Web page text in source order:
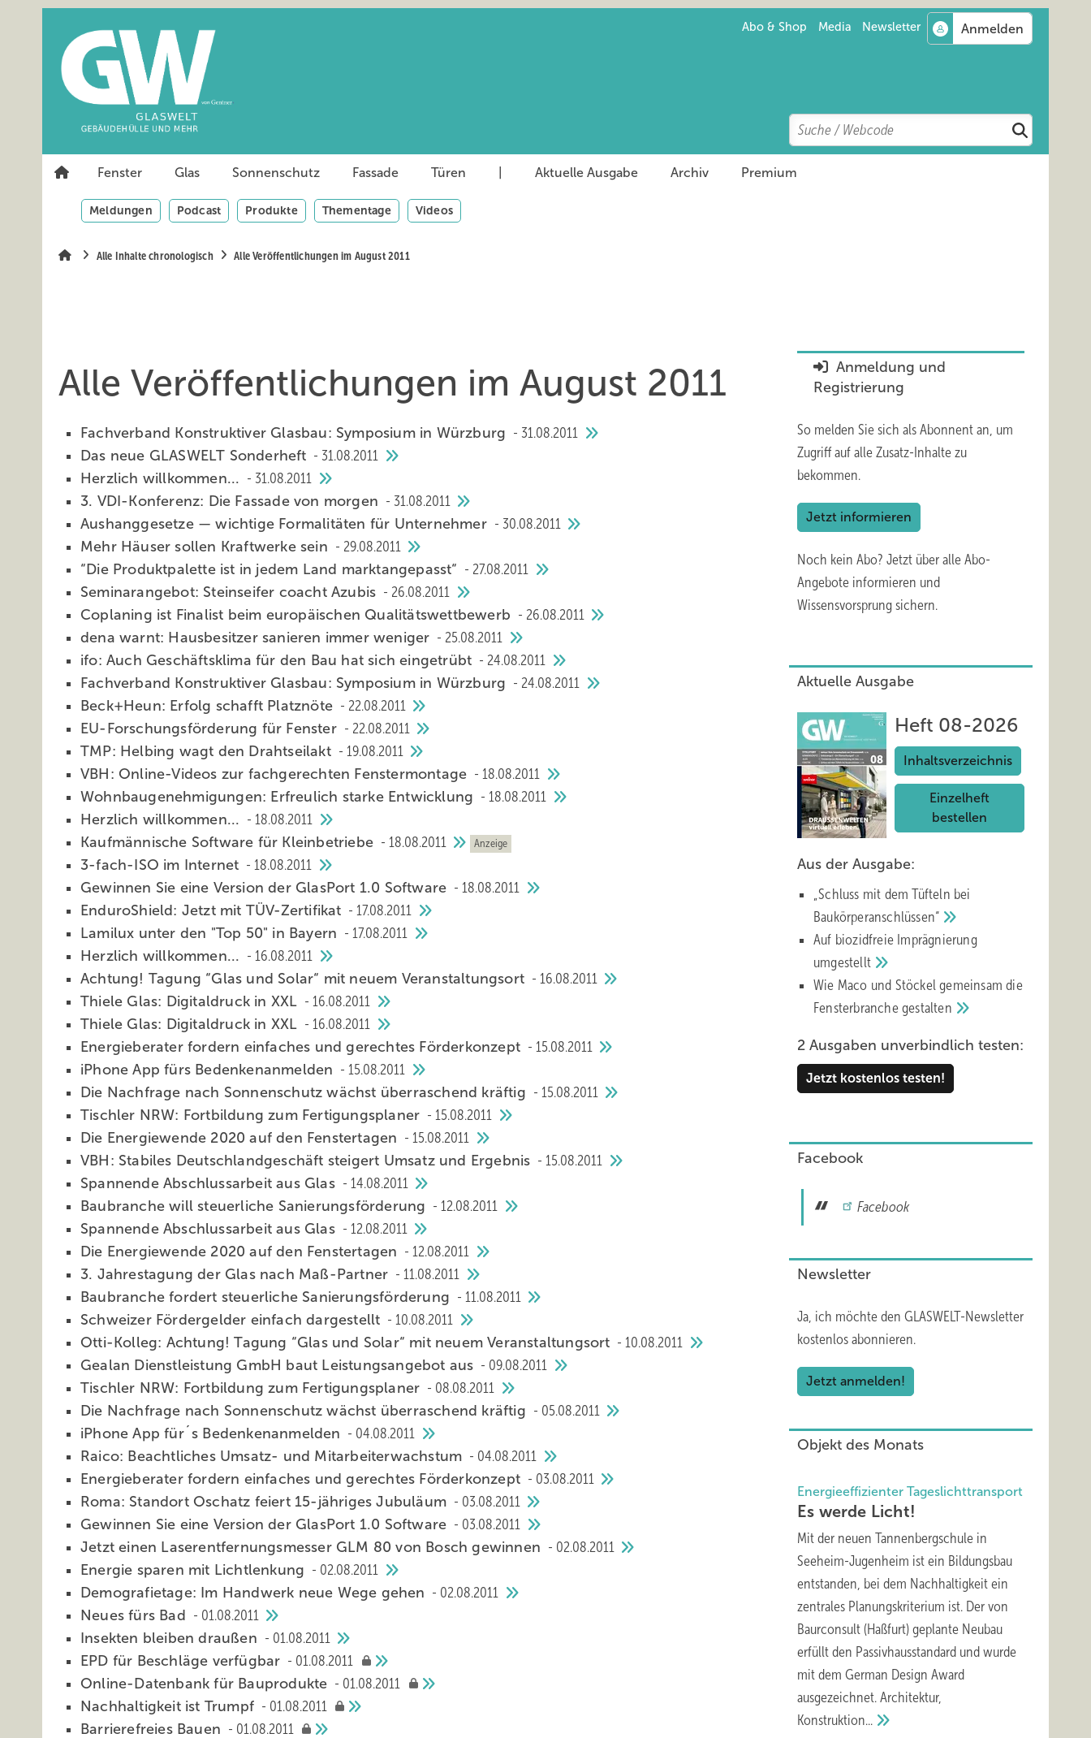
Abo & Shop Media Newsletter
Search
Suchen
Fenster Glas Sonnenschutz Fassade Türen Aktuelle Ausgabe Archiv Premium
Meldungen Podcast Produkte Thementage Videos
Alle Inhalte chronologisch Alle Veröffentlichungen im August 2011
Alle Veröffentlichungen im August 2011
Fachverband Konstruktiver Glasbau: Symposium in Würzburg
31.08.2011
Das neue GLASWELT Sonderheft
31.08.2011
Herzlich willkommen...
31.08.2011
3. VDI-Konferenz: Die Fassade von morgen
31.08.2011
Aushanggesetze — wichtige Formalitäten für Unternehmer
30.08.2011
Mehr Häuser sollen Kraftwerke sein
29.08.2011
“Die Produktpalette ist in jedem Land marktangepasst“
27.08.2011
Seminarangebot: Steinseifer coacht Azubis
26.08.2011
Coplaning ist Finalist beim europäischen Qualitätswettbewerb
26.08.2011
dena warnt: Hausbesitzer sanieren immer weniger
25.08.2011
ifo: Auch Geschäftsklima für den Bau hat sich eingetrübt
24.08.2011
Fachverband Konstruktiver Glasbau: Symposium in Würzburg
24.08.2011
Beck+Heun: Erfolg schafft Platznöte
22.08.2011
EU-Forschungsförderung für Fenster
22.08.2011
TMP: Helbing wagt den Drahtseilakt
19.08.2011
VBH: Online-Videos zur fachgerechten Fenstermontage
18.08.2011
Wohnbaugenehmigungen: Erfreulich starke Entwicklung
18.08.2011
Herzlich willkommen...
18.08.2011
Kaufmännische Software für Kleinbetriebe
18.08.2011 Anzeige
3-fach-ISO im Internet
18.08.2011
Gewinnen Sie eine Version der GlasPort 1.0 Software
18.08.2011
EnduroShield: Jetzt mit TÜV-Zertifikat
17.08.2011
Lamilux unter den "Top 50" in Bayern
17.08.2011
Herzlich willkommen...
16.08.2011
Achtung! Tagung “Glas und Solar“ mit neuem Veranstaltungsort
16.08.2011
Thiele Glas: Digitaldruck in XXL
16.08.2011
Thiele Glas: Digitaldruck in XXL
16.08.2011
Energieberater fordern einfaches und gerechtes Förderkonzept
15.08.2011
iPhone App fürs Bedenkenanmelden
15.08.2011
Die Nachfrage nach Sonnenschutz wächst überraschend kräftig
15.08.2011
Tischler NRW: Fortbildung zum Fertigungsplaner
15.08.2011
Die Energiewende 2020 auf den Fenstertagen
15.08.2011
VBH: Stabiles Deutschlandgeschäft steigert Umsatz und Ergebnis
15.08.2011
Spannende Abschlussarbeit aus Glas
14.08.2011
Baubranche will steuerliche Sanierungsförderung
12.08.2011
Spannende Abschlussarbeit aus Glas
12.08.2011
Die Energiewende 2020 auf den Fenstertagen
12.08.2011
3. Jahrestagung der Glas nach Maß-Partner
11.08.2011
Baubranche fordert steuerliche Sanierungsförderung
11.08.2011
Schweizer Fördergelder einfach dargestellt
10.08.2011
Otti-Kolleg: Achtung! Tagung “Glas und Solar“ mit neuem Veranstaltungsort
10.08.2011
Gealan Dienstleistung GmbH baut Leistungsangebot aus
09.08.2011
Tischler NRW: Fortbildung zum Fertigungsplaner
08.08.2011
Die Nachfrage nach Sonnenschutz wächst überraschend kräftig
05.08.2011
iPhone App für´s Bedenkenanmelden
04.08.2011
Raico: Beachtliches Umsatz- und Mitarbeiterwachstum
04.08.2011
Energieberater fordern einfaches und gerechtes Förderkonzept
03.08.2011
Roma: Standort Oschatz feiert 15-jähriges Jubuläum
03.08.2011
Gewinnen Sie eine Version der GlasPort 1.0 Software
03.08.2011
Jetzt einen Laserentfernungsmesser GLM 80 von Bosch gewinnen
02.08.2011
Energie sparen mit Lichtlenkung
02.08.2011
Demografietage: Im Handwerk neue Wege gehen
02.08.2011
Neues fürs Bad
01.08.2011
Insekten bleiben draußen
01.08.2011
EPD für Beschläge verfügbar
01.08.2011
Online-Datenbank für Bauprodukte
01.08.2011
Nachhaltigkeit ist Trumpf
01.08.2011
Barrierefreies Bauen
01.08.2011
Anmeldung und
Registrierung
So melden Sie sich als Abonnent an, um
Zugriff auf alle Zusatz-Inhalte zu
bekommen.
Jetzt informieren
Noch kein Abo? Jetzt über alle Abo-
Angebote informieren und
Wissensvorsprung sichern.
Aktuelle Ausgabe
Heft 08-2026
Inhaltsverzeichnis
Einzelheft
bestellen
Aus der Ausgabe:
„Schluss mit d em Tüfteln bei
Baukörperanschlüssen“
Auf biozidfreie Imprägnierung
umgestellt
Wie Maco und Stöckel gemeinsam die
Fensterbranche gestalten
2 Ausgaben unverbindlich testen:
Jetzt kostenlos testen!
Facebook
Facebook
Newsletter
Ja, ich möchte den GLASWELT-Newsletter
kostenlos abonnieren.
Jetzt anmelden!
Objekt des Monats
Energieeffizienter Tageslichttransport
Es werde Licht!
Mit der neuen Tannenbergschule in
Seeheim-Jugenheim ist ein Bildungsbau
entstanden, bei dem Nachhaltigkeit ein
zentrales Planungskriterium ist. Der von
Baurconsult (Haßfurt) geplante Neubau
erfüllt den Passivhausstandard und wurde
mit dem German Design Award
ausgezeichnet. Architektur,
Konstruktion...